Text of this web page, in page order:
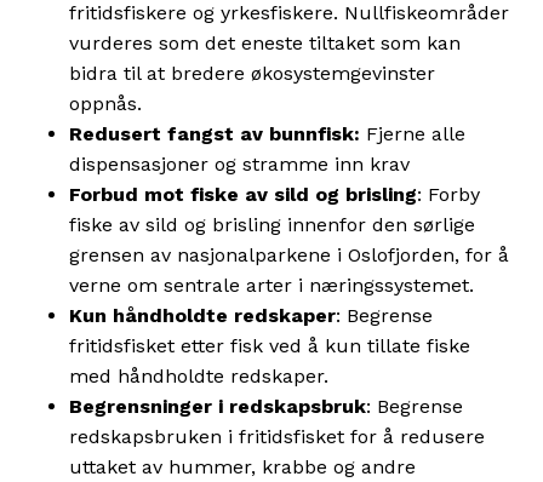
fritidsfiskere og yrkesfiskere. Nullfiskeområder
vurderes som det eneste tiltaket som kan
bidra til at bredere økosystemgevinster
oppnås.
Redusert fangst av bunnfisk: Fjerne alle
dispensasjoner og stramme inn krav
Forbud mot fiske av sild og brisling: Forby
fiske av sild og brisling innenfor den sørlige
grensen av nasjonalparkene i Oslofjorden, for å
verne om sentrale arter i næringssystemet.
Kun håndholdte redskaper: Begrense
fritidsfisket etter fisk ved å kun tillate fiske
med håndholdte redskaper.
Begrensninger i redskapsbruk: Begrense
redskapsbruken i fritidsfisket for å redusere
uttaket av hummer, krabbe og andre